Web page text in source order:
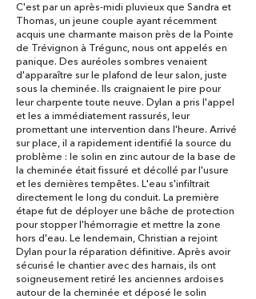
C'est par un après-midi pluvieux que Sandra et
Thomas, un jeune couple ayant récemment
acquis une charmante maison près de la Pointe
de Trévignon à Trégunc, nous ont appelés en
panique. Des auréoles sombres venaient
d'apparaître sur le plafond de leur salon, juste
sous la cheminée. Ils craignaient le pire pour
leur charpente toute neuve. Dylan a pris l'appel
et les a immédiatement rassurés, leur
promettant une intervention dans l'heure. Arrivé
sur place, il a rapidement identifié la source du
problème : le solin en zinc autour de la base de
la cheminée était fissuré et décollé par l'usure
et les dernières tempêtes. L'eau s'infiltrait
directement le long du conduit. La première
étape fut de déployer une bâche de protection
pour stopper l'hémorragie et mettre la zone
hors d'eau. Le lendemain, Christian a rejoint
Dylan pour la réparation définitive. Après avoir
sécurisé le chantier avec des harnais, ils ont
soigneusement retiré les anciennes ardoises
autour de la cheminée et déposé le solin